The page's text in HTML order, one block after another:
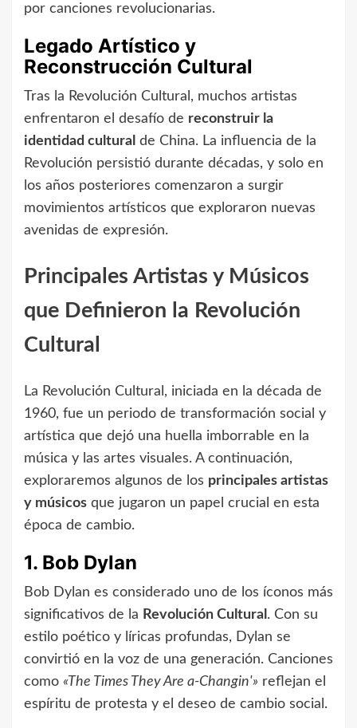
por canciones revolucionarias.
Legado Artístico y
Reconstrucción Cultural
Tras la Revolución Cultural, muchos artistas
enfrentaron el desafío de reconstruir la
identidad cultural de China. La influencia de la
Revolución persistió durante décadas, y solo en
los años posteriores comenzaron a surgir
movimientos artísticos que exploraron nuevas
avenidas de expresión.
Principales Artistas y Músicos
que Definieron la Revolución
Cultural
La Revolución Cultural, iniciada en la década de
1960, fue un periodo de transformación social y
artística que dejó una huella imborrable en la
música y las artes visuales. A continuación,
exploraremos algunos de los principales artistas
y músicos que jugaron un papel crucial en esta
época de cambio.
1. Bob Dylan
Bob Dylan es considerado uno de los íconos más
significativos de la Revolución Cultural . Con su
estilo poético y líricas profundas, Dylan se
convirtió en la voz de una generación. Canciones
como «The Times They Are a-Changin'» reflejan el
espíritu de protesta y el deseo de cambio social.